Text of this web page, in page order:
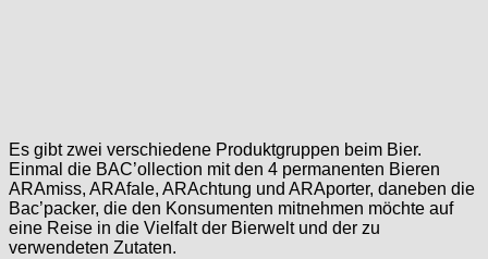
Es gibt zwei verschiedene Produktgruppen beim Bier.
Einmal die BAC’ollection mit den 4 permanenten Bieren
ARAmiss, ARAfale, ARAchtung und ARAporter, daneben die
Bac’packer, die den Konsumenten mitnehmen möchte auf
eine Reise in die Vielfalt der Bierwelt und der zu
verwendeten Zutaten.